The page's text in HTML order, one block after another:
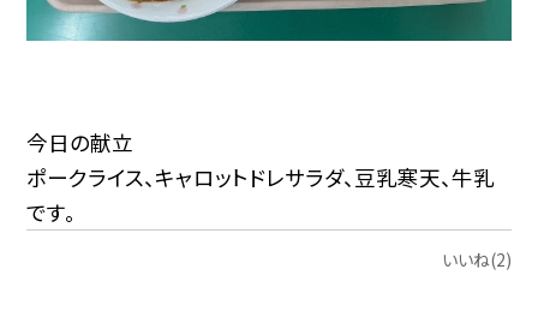
今日の献立
ポークライス、キャロットドレサラダ、豆乳寒天、牛乳
です。
いいね(2)